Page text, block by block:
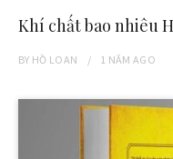
Khí chất bao nhiêu
BY HỒ LOAN 1 NĂM AGO